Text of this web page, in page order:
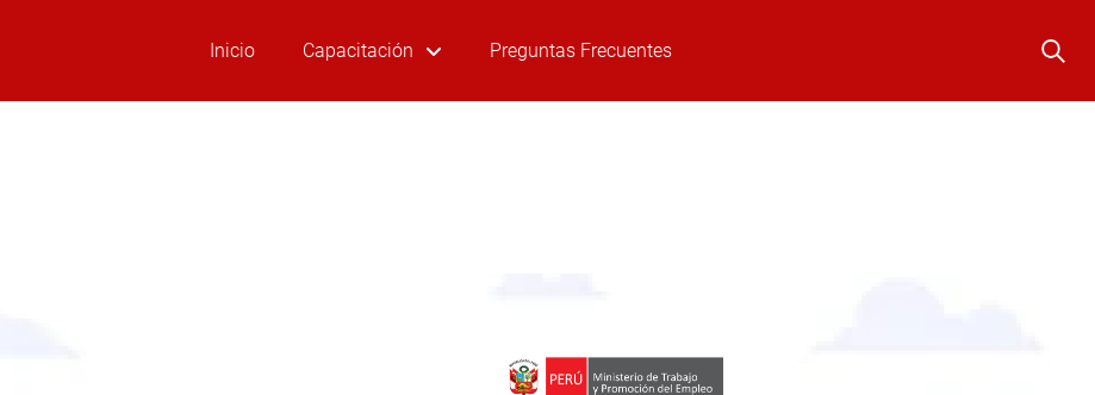
Inicio Capacitación Preguntas Frecuentes